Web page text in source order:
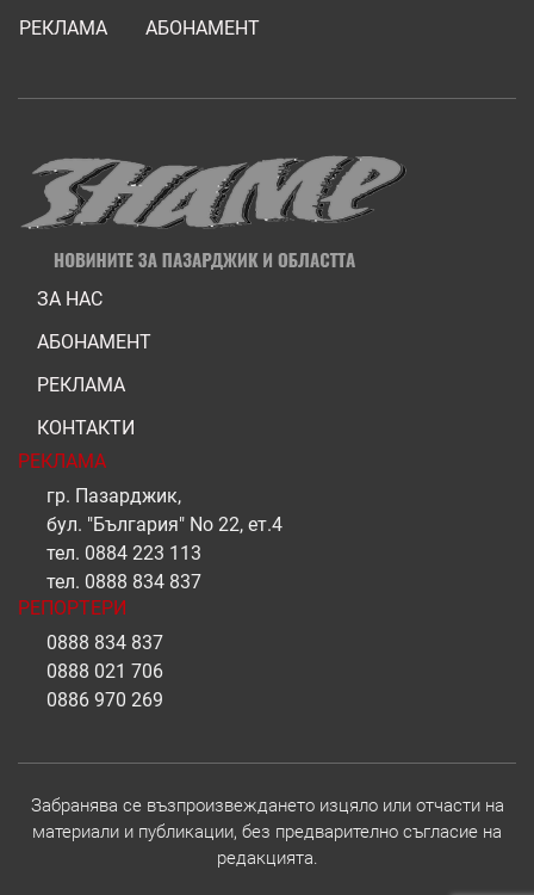
РЕКЛАМА
АБОНАМЕНТ
ЗА НАС
АБОНАМЕНТ
РЕКЛАМА
КОНТАКТИ
РЕКЛАМА
гр. Пазарджик,
бул. "България" No 22, ет.4
тел. 0884 223 113
тел. 0888 834 837
РЕПОРТЕРИ
0888 834 837
0888 021 706
0886 970 269
Забранява се възпроизвеждането изцяло или отчасти на
материали и публикации, без предварително съгласие на
редакцията.